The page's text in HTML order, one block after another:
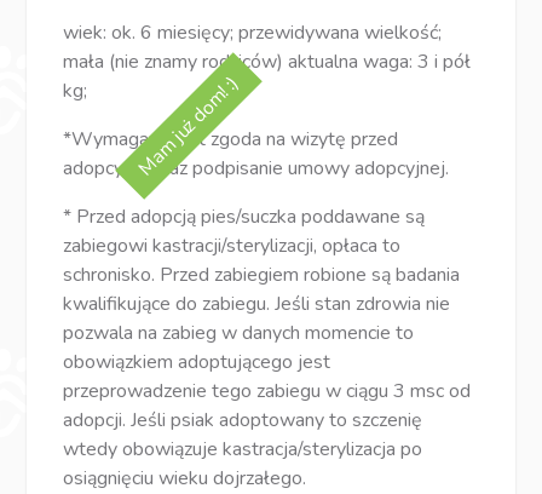
Mam już dom! :)
wiek: ok. 6 miesięcy; przewidywana wielkość;
mała (nie znamy rodziców) aktualna waga: 3 i pół
kg;
*Wymagana jest zgoda na wizytę przed
adopcyjną oraz podpisanie umowy adopcyjnej.
* Przed adopcją pies/suczka poddawane są
zabiegowi kastracji/sterylizacji, opłaca to
schronisko. Przed zabiegiem robione są badania
kwalifikujące do zabiegu. Jeśli stan zdrowia nie
pozwala na zabieg w danych momencie to
obowiązkiem adoptującego jest
przeprowadzenie tego zabiegu w ciągu 3 msc od
adopcji. Jeśli psiak adoptowany to szczenię
wtedy obowiązuje kastracja/sterylizacja po
osiągnięciu wieku dojrzałego.